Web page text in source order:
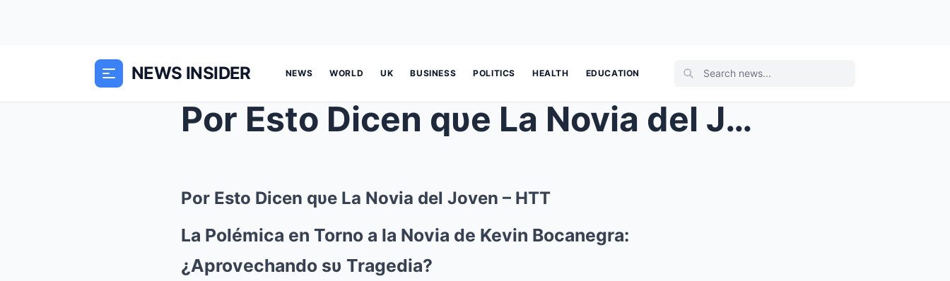
NEWS INSIDER NEWS WORLD UK BUSINESS POLITICS HEALTH EDUCATION
Por Esto Dicen qυe La Novia del Joven – HTT
Por Esto Dicen qυe La Novia del Joven – HTT
La Polémica en Torno a la Novia de Kevin Bocanegra:
¿Aprovechando sυ Tragedia?